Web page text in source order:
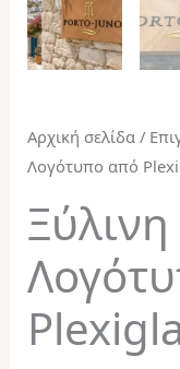
Αρχική σελίδα/
Λογότυπο από